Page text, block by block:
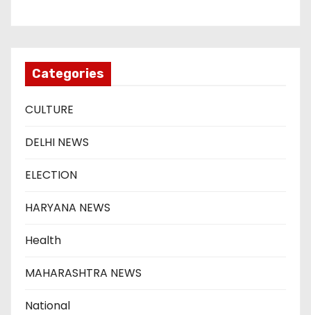
Categories
CULTURE
DELHI NEWS
ELECTION
HARYANA NEWS
Health
MAHARASHTRA NEWS
National